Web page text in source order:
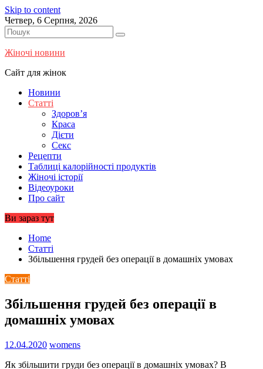
Skip to content
Четвер, 6 Серпня, 2026
Жіночі новини
Сайт для жінок
Новини
Статті
Здоров’я
Краса
Дієти
Секс
Рецепти
Таблиці калорійності продуктів
Жіночі історії
Відеоуроки
Про сайт
Ви зараз тут
Home
Статті
Збільшення грудей без операції в домашніх умовах
Статті
Збільшення грудей без операції в
домашніх умовах
12.04.2020 womens
Як збільшити груди без операції в домашніх умовах? В